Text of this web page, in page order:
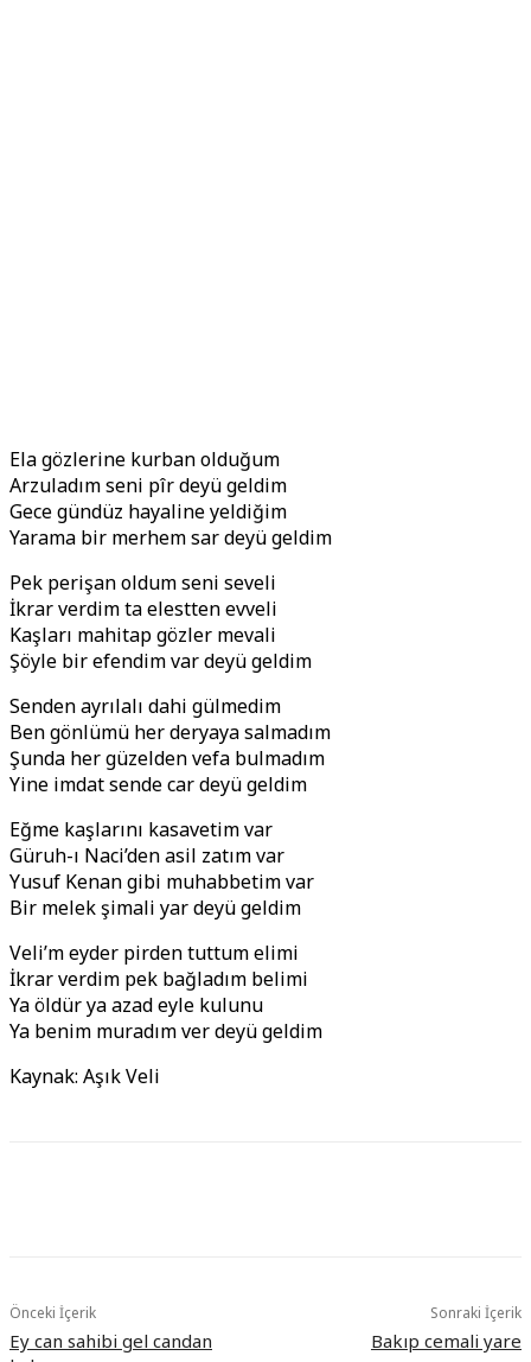
Ela gözlerine kurban olduğum
Arzuladım seni pîr deyü geldim
Gece gündüz hayaline yeldiğim
Yarama bir merhem sar deyü geldim
Pek perişan oldum seni seveli
İkrar verdim ta elestten evveli
Kaşları mahitap gözler mevali
Şöyle bir efendim var deyü geldim
Senden ayrılalı dahi gülmedim
Ben gönlümü her deryaya salmadım
Şunda her güzelden vefa bulmadım
Yine imdat sende car deyü geldim
Eğme kaşlarını kasavetim var
Güruh-ı Naci’den asil zatım var
Yusuf Kenan gibi muhabbetim var
Bir melek şimali yar deyü geldim
Veli’m eyder pirden tuttum elimi
İkrar verdim pek bağladım belimi
Ya öldür ya azad eyle kulunu
Ya benim muradım ver deyü geldim
Kaynak: Aşık Veli
Önceki İçerik
Ey can sahibi gel candan
Sonraki İçerik
Bakıp cemali yare